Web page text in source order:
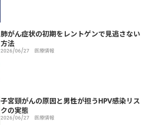
肺がん症状の初期をレントゲンで見逃さない
方法
2026/06/27 医療情報
子宮頸がんの原因と男性が担うHPV感染リス
クの実態
2026/06/27 医療情報